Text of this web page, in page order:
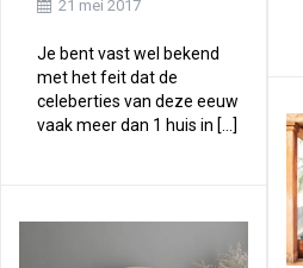
21 mei 2017
Je bent vast wel bekend
met het feit dat de
celeberties van deze eeuw
vaak meer dan 1 huis in […]